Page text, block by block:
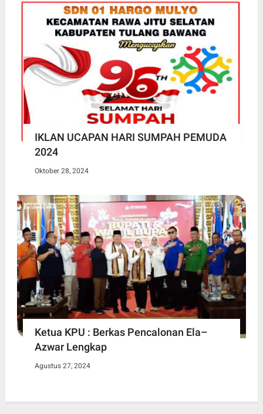
IKLAN UCAPAN HARI SUMPAH PEMUDA
2024
Oktober 28, 2024
Ketua KPU : Berkas Pencalonan Ela–
Azwar Lengkap
Agustus 27, 2024